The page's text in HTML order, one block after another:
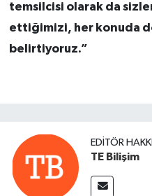
temsilcisi olarak da
ettiğimizi, her konuda
belirtiyoruz.”
EDITÖR
TE Bilişim